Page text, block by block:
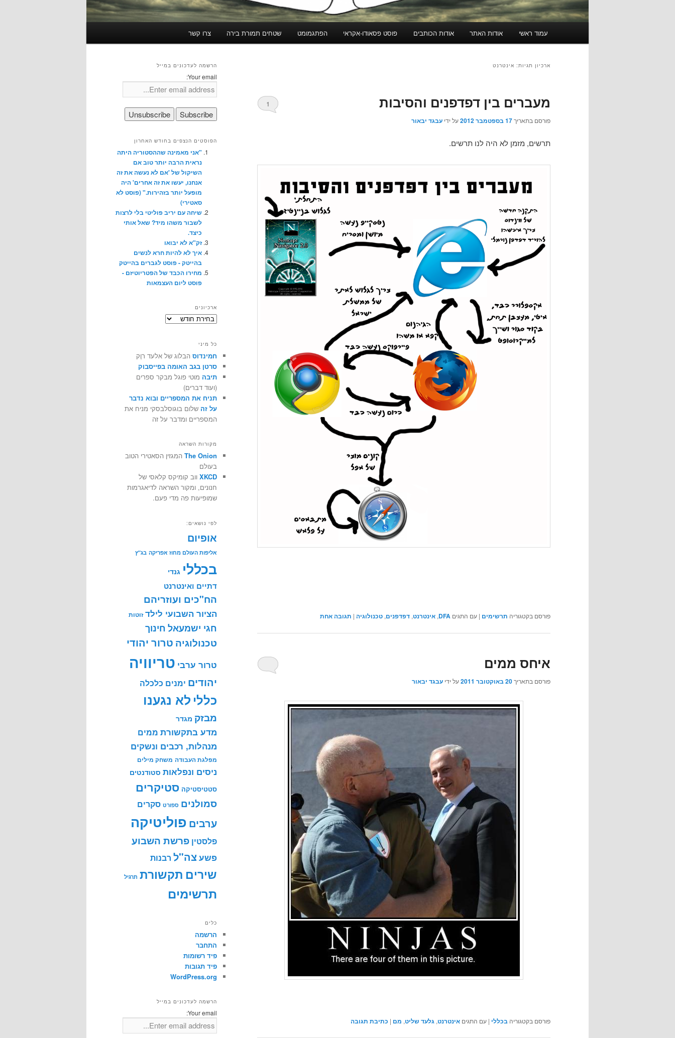
עמוד ראשי אודות האתר אודות הכותבים פוסט פסאודו-אקראי הפתגמומט שטחים תמורת בירה צרו קשר
ארכיון תגיות: אינטרנט
מעברים בין דפדפנים והסיבות
פורסם בתאריך17 בספטמבר 2012 על ידי עבגד יבאור
1
תרשים, מזמן לא היה לנו תרשים.
פורסם בקטגוריה תרשימים | עם התגים DFA
, אינטרנט, דפדפנים, טכנולוגיה | תגובהאחת
איחס ממים
פורסם בתאריך20 באוקטובר 2011 על ידי עבגד יבאור
פורסם בקטגוריה בכללי | עם התגים אינטרנט, גלעד שליט, מם | כתיבת תגובה
הרשמה לעדכונים במייל
Your email:
הפוסטים הנצפים בחודש האחרון
"אני מאמינה שההסטוריה היתה
נראית הרבה יותר טוב אם
השיקול של 'אם לא נעשה את זה
אנחנו, יעשו את זה אחרים' היה
מופעל יותר בזהירות." (פוסט לא
סאטירי)
שיחה עם יריב פוליטי בלי לרצות
לשבור משהו מיד? שאל אותי
כיצד.
זק"א לא יבואו
איך לא להיות חרא לנשים
בהייטק - פוסט לגברים בהייטק
מחירו הכבד של הפטריוטיזם -
פוסט ליום העצמאות
ארכיונים
ארכיונים
כל מיני
חמינדוס הבלוג של אלעד רוֶק
סרטן בגב האומה בפייסבוק
תיבה מוטי פוגל מבקר ספרים
(ועוד דברים)
תניח את המספריים ובוא נדבר
על זה שלום בוגוסלבסקי מניח את
המספריים ומדבר על זה
מקורות השראה
The Onion המגזין הסאטירי הטוב
בעולם
XKCD ווב קומיקס קלאסי של
חנונים, ומקור השראה לדיאגרמות
שמופיעות פה מדי פעם.
לפי נושאים:
אופיום
אליפות העולם מחוז אפריקה בג"ץ
בכללי גנדי
דתיים ואינטרנט
הח"כים ועוזריהם
הציור השבועי לילד זוטות
חגי ישמעאל חינוך
טכנולוגיה טרור יהודי
טרור ערבי טריוויה
יהודים ימנים כלכלה
כללי לא נגענו
מבזק מגדר
מדע בתקשורת ממים
מנהלות, רכבים ונשקים
מפלגת העבודה משחק מילים
ניסים ונפלאות סטודנטים
סטטיסטיקה סטיקרים
סמולנים ספורט סקרים
ערבים פוליטיקה
פלסטין פרשת השבוע
פשעצה"ל רבנות
שירים תקשורת תרגיל
תרשימים
כלים
הרשמה
התחבר
פיד רשומות
פיד תגובות
WordPress.org
הרשמה לעדכונים במייל
Your email: